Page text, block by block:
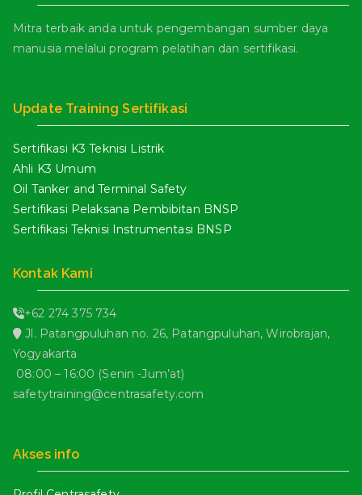
Mitra terbaik anda untuk pengembangan sumber daya
manusia melalui program pelatihan dan sertifikasi.
Update Training Sertifikasi
Sertifikasi K3 Teknisi Listrik
Ahli K3 Umum
Oil Tanker and Terminal Safety
Sertifikasi Pelaksana Pembibitan BNSP
Sertifikasi Teknisi Instrumentasi BNSP
Kontak Kami
+62 274 375 734
Jl. Patangpuluhan no. 26, Patangpuluhan, Wirobrajan,
Yogyakarta
08:00 – 16:00 (Senin -Jum’at)
safetytraining@centrasafety.com
Akses info